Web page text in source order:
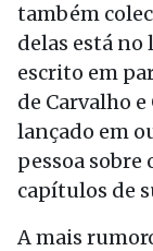
também
delas está no
escrito em
de Carvalho
lançado em
pessoa
capítulos de
A mais